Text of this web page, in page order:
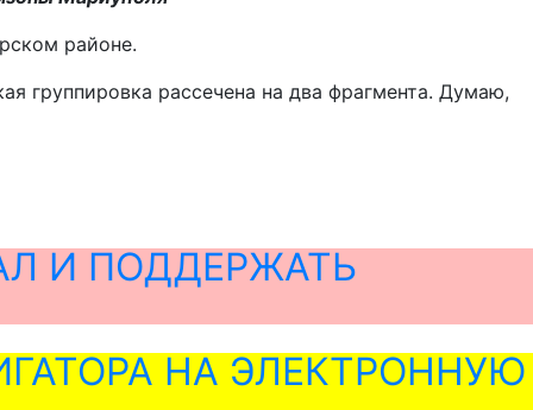
районе.
группировка рассечена на два фрагмента. Думаю,
И ПОДДЕРЖАТЬ
НА ЭЛЕКТРОННУЮ